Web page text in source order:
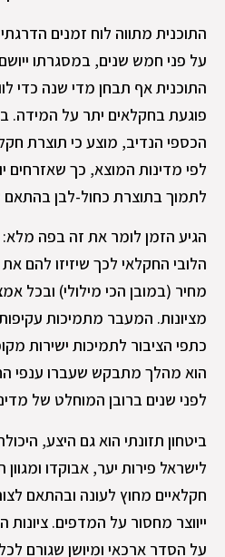
התוכנית מתווה לוח זמנים
על פני חמש שנים, במסגרתו
התוכנית אף תבחן מדי שנה כדי
פוגעת בחקלאים יתר על המידה.
הכספי הנדיב, מוצע כי תוצרת
לפי מדינות המוצא, כך שאזרחים
לתמוך בתוצרת כחול-לבן
הגיע הזמן לומר את זה בפה
הלובי החקלאי לכך שיזיזו להם
מחיר (במובן הכי מילולי) ובכל
מציונות. המעבר מתמיכות
כתפי הציבור לתמיכות ישירות
הוא מהלך מתבקש שעברו ענפי
לפני שנים ברובן המוחלט של
ביטחון תזונתי הוא גם היצע,
לישראל פירות יער, אבוקדו ומגוון
חקלאיים מחוץ לעונה ובהתאם
ייווצר מחסור על המדפים.
על הסדר ארכאי ומיושן שגורם